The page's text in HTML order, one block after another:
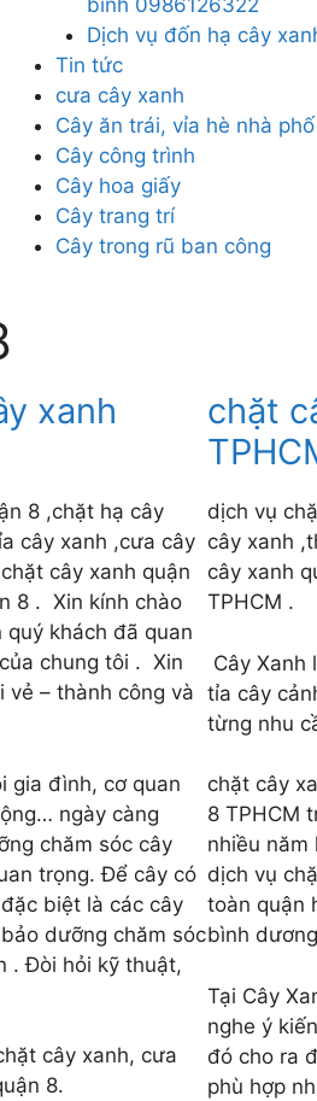
Dịch vụ đốn hạ cây
Tin tức
cưa cây xanh
Cây ăn trái, vỉa hè nhà phố
Cây công trình
Cây hoa giấy
Cây trang trí
Cây trong rũ ban công
xanh
8 ,chặt hạ cây
cây xanh ,cưa cây
cây xanh quận
8 . Xin kính chào
quý khách đã quan
chung tôi . Xin
vẻ – thành công và
gia đình, cơ quan
ngày càng
chăm sóc cây
trọng. Để cây có
biệt là các cây
dưỡng chăm sóc
. Đòi hỏi kỹ thuật,
cây xanh, cưa
8.
chặt
dịch vụ
cây xanh
cây xanh
TPHCM .
Cây Xanh
tỉa cây
từng nhu
chặt cây
8 TPHCM
nhiều năm
dịch vụ
toàn quận
bình
Tại Cây
nghe ý
đó cho ra
phù hợp